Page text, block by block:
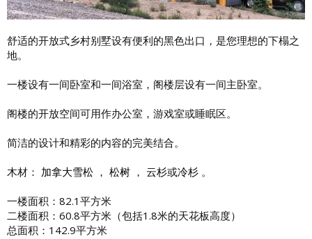
舒适的开放式乡村别墅设有便利的黑色出口，是您理想的下榻之
地。
一楼设有一间卧室和一间浴室，阁楼层设有一间主卧室。
阁楼的开放空间可用作办公室，游戏室或睡眠区。
简洁的设计和精彩的内容的完美结合。
木材： 加拿大雪松 ， 松树 ， 云杉或冷杉 。
一楼面积：82.1平方米
二楼面积：60.8平方米（包括1.8米的天花板高度）
总面积：142.9平方米